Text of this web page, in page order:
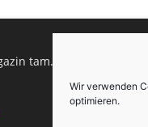
Wir verwenden
optimieren.
tam.tam informiert,